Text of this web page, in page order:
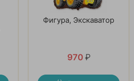
Фигура, Экскаватор
970 ₽